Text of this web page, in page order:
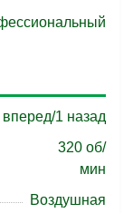
вперед/1 назад
320 об/
мин
Воздушная